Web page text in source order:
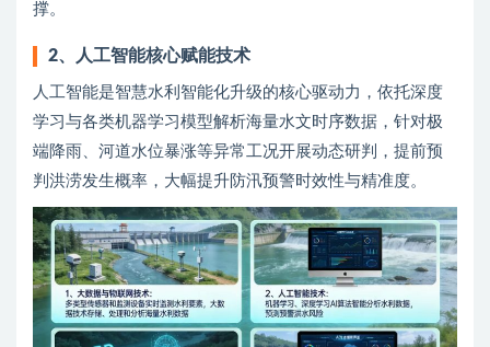
撑。
2、人工智能核心赋能技术
人工智能是智慧水利智能化升级的核心驱动力，依托深度
学习与各类机器学习模型解析海量水文时序数据，针对极
端降雨、河道水位暴涨等异常工况开展动态研判，提前预
判洪涝发生概率，大幅提升防汛预警时效性与精准度。